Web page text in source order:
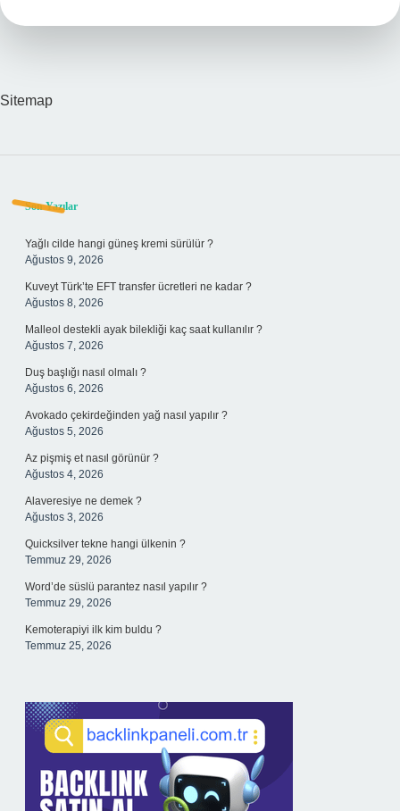
Sitemap
Sidebar
Son Yazılar
Yağlı cilde hangi güneş kremi sürülür ?
Ağustos 9, 2026
Kuveyt Türk’te EFT transfer ücretleri ne kadar ?
Ağustos 8, 2026
Malleol destekli ayak bilekliği kaç saat kullanılır ?
Ağustos 7, 2026
Duş başlığı nasıl olmalı ?
Ağustos 6, 2026
Avokado çekirdeğinden yağ nasıl yapılır ?
Ağustos 5, 2026
Az pişmiş et nasıl görünür ?
Ağustos 4, 2026
Alaveresiye ne demek ?
Ağustos 3, 2026
Quicksilver tekne hangi ülkenin ?
Temmuz 29, 2026
Word’de süslü parantez nasıl yapılır ?
Temmuz 29, 2026
Kemoterapiyi ilk kim buldu ?
Temmuz 25, 2026